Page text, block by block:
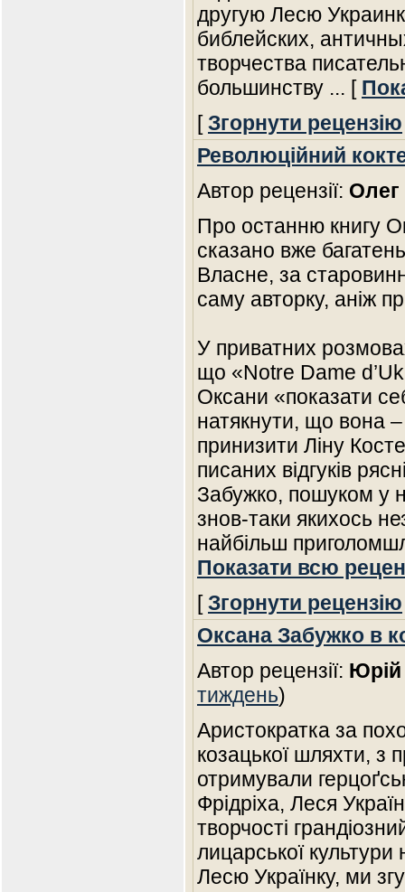
другую Лесю
библейских,
творчества
большинству ... [
[Згорнути рецензію
Революційний
Автор рецензії: Олег
Про останню книгу
сказано вже
Власне, за
саму авторку, аніж
У приватних
що «Notre Dame
Оксани «показати
натякнути, що вона –
принизити Ліну
писаних відгуків
Забужко, пошуком у
знов-таки якихось
найбільш
Показати всю
[Згорнути рецензію
Оксана Забужко в
Автор рецензії:
тиждень)
Аристократка за
козацької шляхти, з
отримували
Фрідріха, Леся
творчості
лицарської культури
Лесю Українку, ми